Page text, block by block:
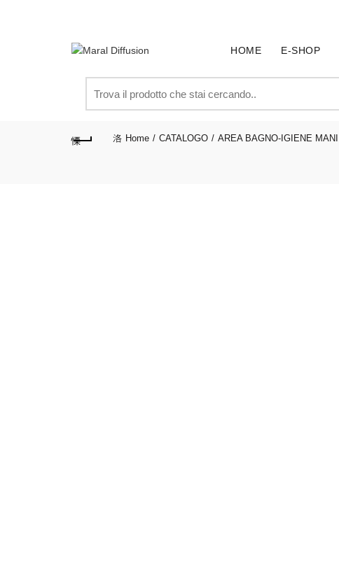
HOME E-SHOP
for:
Home CATALOGO AREA BAGNO-IGIENE MANI